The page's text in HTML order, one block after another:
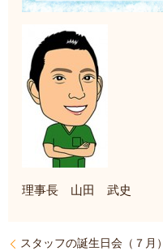
理事長 山田 武史
スタッフの誕生日会（７月）